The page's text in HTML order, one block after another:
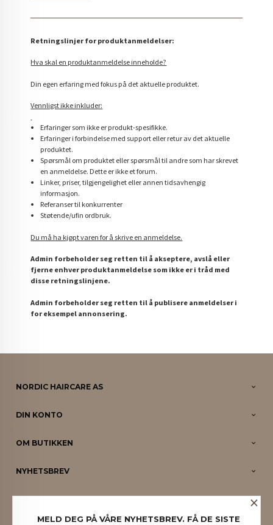
Retningslinjer for produktanmeldelser:
Hva skal en produktanmeldelse inneholde?
Din egen erfaring med fokus på det aktuelle produktet.
Vennligst ikke inkluder:
Erfaringer som ikke er produkt-spesifikke.
Erfaringer i forbindelse med support eller retur av det aktuelle
produktet.
Spørsmål om produktet eller spørsmål til andre som har skrevet
en anmeldelse. Dette er ikke et forum.
Linker, priser, tilgjengelighet eller annen tidsavhengig
informasjon.
Referanser til konkurrenter
Støtende/ufin ordbruk.
Du må ha kjøpt varen for å skrive en anmeldelse.
Admin forbeholder seg retten til å akseptere, avslå eller
fjerne enhver produktanmeldelse som ikke er i tråd med
disse retningslinjene.
Admin forbeholder seg retten til å publisere anmeldelser i
for eksempel annonsering.
NORDIC HAIRCARE AS
DIN KONTO
OM BUTIKKEN
NYHETSBREV
PARTNERE ×
MELD DEG PÅ VÅRE NYHETSBREV. FÅ DE SISTE